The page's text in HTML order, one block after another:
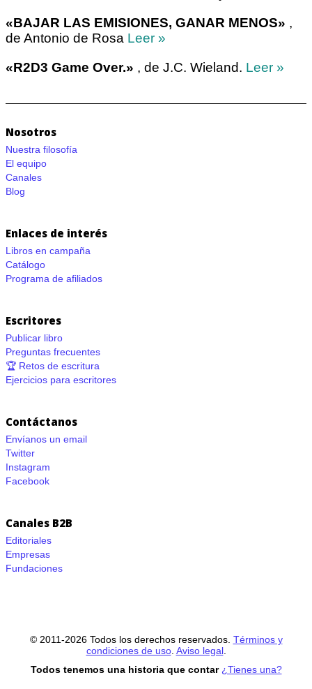
«BAJAR LAS EMISIONES, GANAR MENOS» ,
de Antonio de Rosa Leer »
«R2D3 Game Over.» , de J.C. Wieland. Leer »
Nosotros
Nuestra filosofía
El equipo
Canales
Blog
Enlaces de interés
Libros en campaña
Catálogo
Programa de afiliados
Escritores
Publicar libro
Preguntas frecuentes
🏆 Retos de escritura
Ejercicios para escritores
Contáctanos
Envíanos un email
Twitter
Instagram
Facebook
Canales B2B
Editoriales
Empresas
Fundaciones
© 2011-2026 Todos los derechos reservados. Términos y
condiciones de uso. Aviso legal.
Todos tenemos una historia que contar ¿Tienes una?